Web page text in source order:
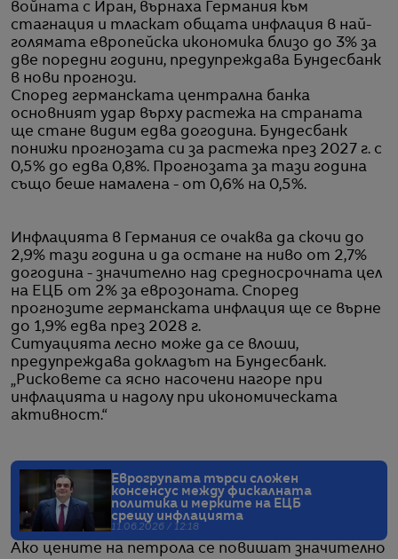
войната с Иран, върнаха Германия към
стагнация и тласкат общата инфлация в най-
голямата европейска икономика близо до 3% за
две поредни години, предупреждава Бундесбанк
в нови прогнози.
Според германската централна банка
основният удар върху растежа на страната
ще стане видим едва догодина. Бундесбанк
понижи прогнозата си за растежа през 2027 г. с
0,5% до едва 0,8%. Прогнозата за тази година
също беше намалена - от 0,6% на 0,5%.
Инфлацията в Германия се очаква да скочи до
2,9% тази година и да остане на ниво от 2,7%
догодина - значително над средносрочната цел
на ЕЦБ от 2% за еврозоната. Според
прогнозите германската инфлация ще се върне
до 1,9% едва през 2028 г.
Ситуацията лесно може да се влоши,
предупреждава докладът на Бундесбанк.
„Рисковете са ясно насочени нагоре при
инфлацията и надолу при икономическата
активност.“
Еврогрупата търси сложен
консенсус между фискалната
политика и мерките на ЕЦБ
срещу инфлацията
11.06.2026 / 12:18
Ако цените на петрола се повишат значително